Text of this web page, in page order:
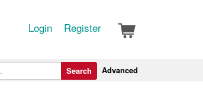
Login Register
Advanced
Search